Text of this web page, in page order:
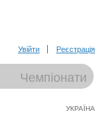
Увійти Реєстрація
УКРАЇНА